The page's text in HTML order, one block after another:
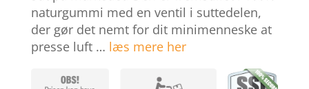
naturgummi med en ventil i suttedelen,
der gør det nemt for dit minimenneske at
presse luft … læs mere her